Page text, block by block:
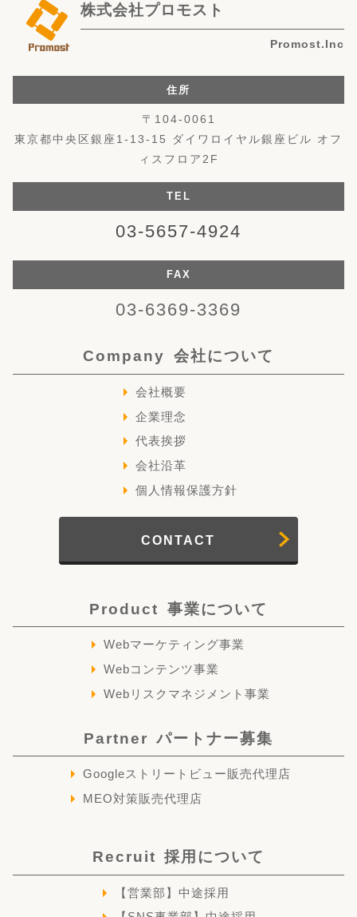
株式会社プロモスト
Promost.Inc
住所
〒104-0061
東京都中央区銀座1-13-15 ダイワロイヤル銀座ビル オフ
ィスフロア2F
TEL
03-5657-4924
FAX
03-6369-3369
Company 会社について
会社概要
企業理念
代表挨拶
会社沿革
個人情報保護方針
CONTACT
Product 事業について
Webマーケティング事業
Webコンテンツ事業
Webリスクマネジメント事業
Partner パートナー募集
Googleストリートビュー販売代理店
MEO対策販売代理店
Recruit 採用について
【営業部】中途採用